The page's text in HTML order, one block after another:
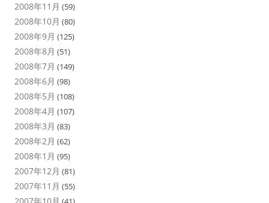
2008年11月 (59)
2008年10月 (80)
2008年9月 (125)
2008年8月 (51)
2008年7月 (149)
2008年6月 (98)
2008年5月 (108)
2008年4月 (107)
2008年3月 (83)
2008年2月 (62)
2008年1月 (95)
2007年12月 (81)
2007年11月 (55)